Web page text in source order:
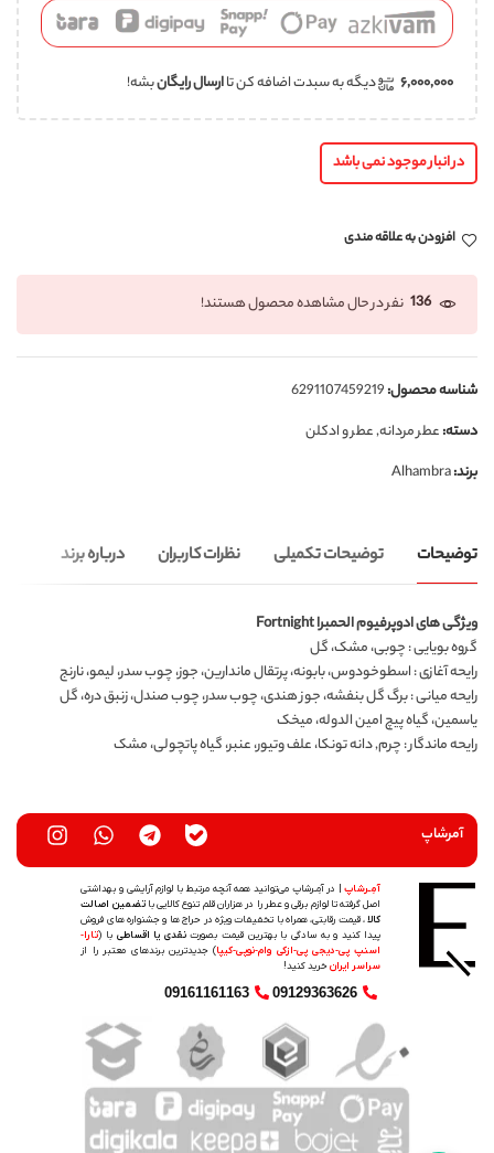
۶,۰۰۰,۰۰۰ دیگه به سبدت اضافه کن تاارسال رایگانبشه!
در انبار موجود نمی باشد
افزودن به علاقه مندی
136 نفر در حال مشاهده محصول هستند!
شناسه محصول:6291107459219
دسته:عطر مردانه,عطر و ادکلن
برند:Alhambra
توضیحات توضیحات تکمیلی نظرات کاربران درباره برند
ویژگی های ادوپرفیوم الحمبرا Fortnight
گروه بویایی : چوبی، مشک، گل
رایحه آغازی : اسطوخودوس، بابونه، پرتقال ماندارین، جوز، چوب سدر، لیمو، نارنج
رایحه میانی : برگ گل بنفشه، جوز هندی، چوب سدر، چوب صندل، زنبق دره، گل
یاسمین، گیاه پیچ امین الدوله، میخک
رایحه ماندگار : چرم, دانه تونکا، علف وتیور، عنبر، گیاه پاتچولی، مشک
آمرشاپ
آمِـرشاپ| در آمِـرشاپ می‌توانید همه آنچه مرتبط با لوازم آرایشی و بهداشتی
اصل گرفته تا لوازم برقی و عطر را در هزاران قلم تنوع کالایی باتضمین اصالت
کالا، قیمت رقابتی، همراه با تخفیفات ویژه در حراج ها و جشنواره های فروش
پیدا کنید و به سادگی با بهترین قیمت بصورتنقدی یا اقساطی با (تارا-
اسنپ پی-دیجی پی-ازکی وام-نوپی-کیپا) جدیدترین‌ برندهای معتبر را از
سراسر ایرانخرید کنید!
09129363626
09161161163